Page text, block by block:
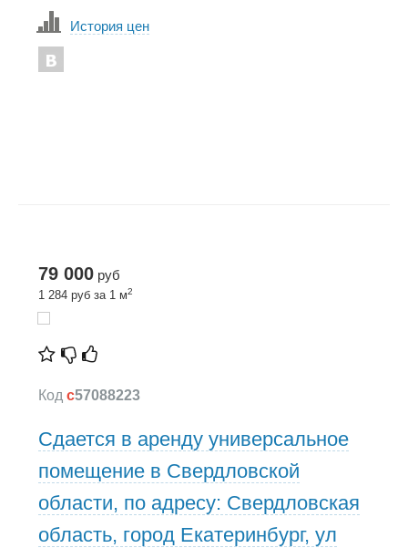
История цен
79 000 руб
1 284 руб за 1 м2
Код c57088223
Сдается в аренду универсальное
помещение в Свердловской
области, по адресу: Свердловская
область, город Екатеринбург, ул